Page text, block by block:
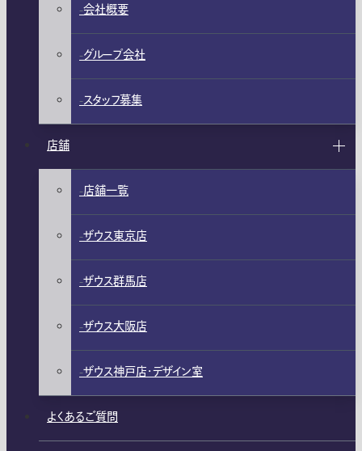
会社概要
グループ会社
スタッフ募集
店舗
店舗一覧
ザウス東京店
ザウス群馬店
ザウス大阪店
ザウス神戸店・デザイン室
よくあるご質問